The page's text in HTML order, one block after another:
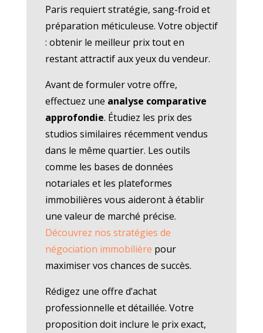
Paris requiert stratégie, sang-froid et
préparation méticuleuse. Votre objectif
: obtenir le meilleur prix tout en
restant attractif aux yeux du vendeur.
Avant de formuler votre offre,
effectuez une analyse comparative
approfondie. Étudiez les prix des
studios similaires récemment vendus
dans le même quartier. Les outils
comme les bases de données
notariales et les plateformes
immobilières vous aideront à établir
une valeur de marché précise.
Découvrez nos stratégies de
négociation immobilière pour
maximiser vos chances de succès.
Rédigez une offre d’achat
professionnelle et détaillée. Votre
proposition doit inclure le prix exact,